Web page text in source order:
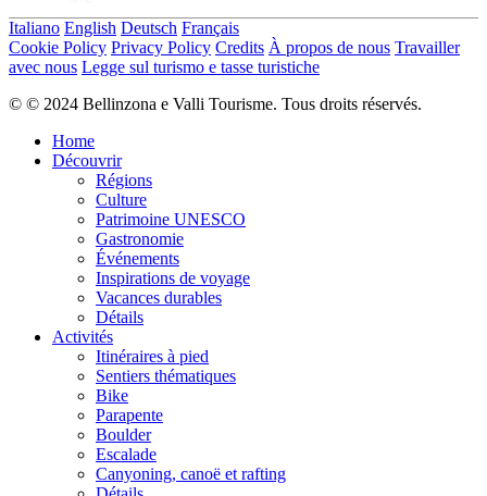
Italiano English Deutsch Français
Cookie Policy Privacy Policy Credits À propos de nous Travailler
avec nous Legge sul turismo e tasse turistiche
© © 2024 Bellinzona e Valli Tourisme. Tous droits réservés.
Home
Découvrir
Régions
Culture
Patrimoine UNESCO
Gastronomie
Événements
Inspirations de voyage
Vacances durables
Détails
Activités
Itinéraires à pied
Sentiers thématiques
Bike
Parapente
Boulder
Escalade
Canyoning, canoë et rafting